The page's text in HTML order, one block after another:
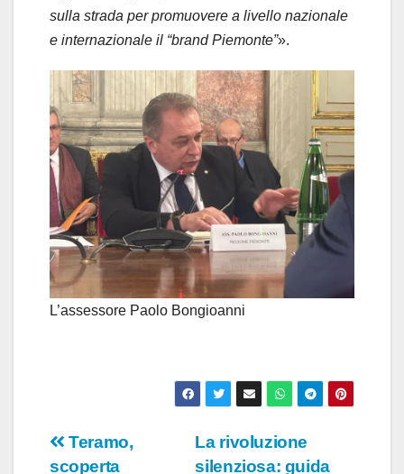
sulla strada per promuovere a livello nazionale
e internazionale il “brand Piemonte”».
L’assessore Paolo Bongioanni
NavigazioneLa rivoluzione
silenziosa: guida
Teramo,
scoperta